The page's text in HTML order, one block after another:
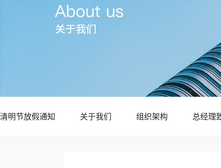
清明节放假通知 关于我们 组织架构 总经理